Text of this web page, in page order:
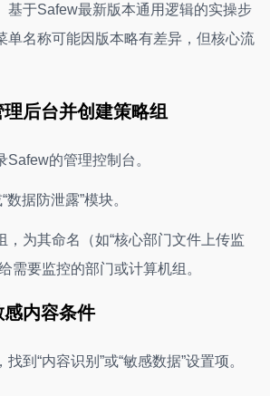
基于Safew最新版本通用逻辑的实操步
单名称可能因版本略有差异，但核心流
后台并创建策略组
的管理控制台。
数据防泄露”模块。
，为其命名（如“核心部门文件上传监
需要监控的部门或计算机组。
内容条件
到“内容识别”或“敏感数据”设置项。